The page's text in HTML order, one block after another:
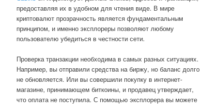
предоставляя их в удобном для чтения виде. В мире
криптовалют прозрачность является фундаментальным
принципом, и именно эксплореры позволяют любому
пользователю убедиться в честности сети.
Проверка транзакции необходима в самых разных ситуациях.
Например, вы отправили средства на биржу, но баланс долго
не обновляется. Или вы совершили покупку в интернет-
магазине, принимающем биткоины, и продавец утверждает,
что оплата не поступила. С помощью эксплорера вы можете